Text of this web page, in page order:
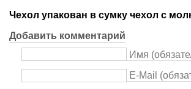
Чехол упакован в сумку чехол с
Добавить комментарий
Имя
E-Mail